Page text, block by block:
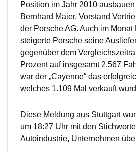
Position im Jahr 2010 ausbauen
Bernhard Maier, Vorstand
der Porsche AG. Auch im Monat
steigerte Porsche seine
gegenüber dem
Prozent auf insgesamt 2.567
war der „Cayenne“ das
welches 1.109 Mal verkauft
Diese Meldung aus Stuttgart
um 18:27 Uhr mit den
Autoindustrie, Unternehmen